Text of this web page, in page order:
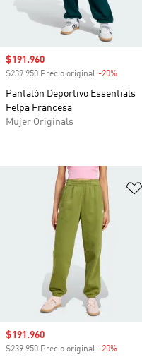
Precio de venta
$191.960
$239.950 Precio original -20%
Pantalón Deportivo Essentials
Felpa Francesa
Mujer Originals
Precio de venta
$191.960
$239.950 Precio original -20%